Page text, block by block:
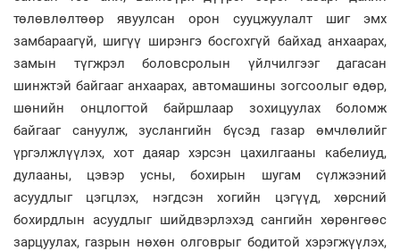
төлөвлөлтөөр явуулсан орон сууцжуулалт шиг эмх
замбараагүй, шигүү ширэнгэ босгохгүй байхад анхаарах,
замын түгжрэл боловсролын үйлчилгээг дагасан
шинжтэй байгааг анхаарах, автомашины зогсоолыг өдөр,
шөнийн онцлогтой байршлаар зохицуулах боломж
байгааг сануулж, зуслангийн бүсэд газар өмчлөлийг
үргэлжлүүлэх, хот даяар хэрсэн цахилгааны кабелиуд,
дулааны, цэвэр усны, бохирын шугам сүлжээний
асуудлыг цэгцлэх, нэгдсэн хогийн цэгүүд, хөрсний
бохирдлын асуудлыг шийдвэрлэхэд сангийн хөрөнгөөс
зарцуулах, газрын нөхөн олговрыг бодитой хэрэгжүүлэх,